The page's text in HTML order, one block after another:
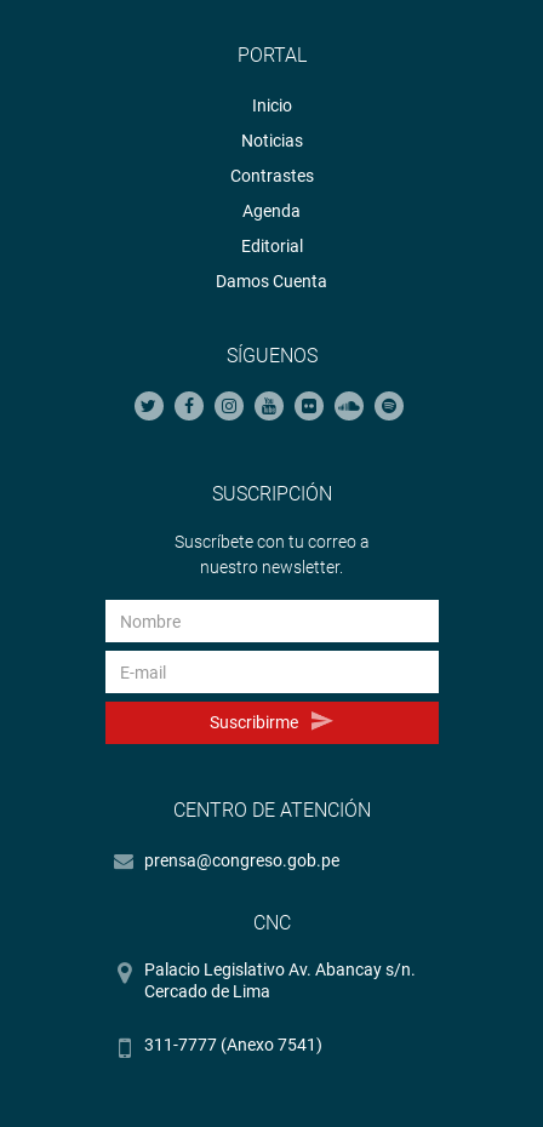
PORTAL
Inicio
Noticias
Contrastes
Agenda
Editorial
Damos Cuenta
SÍGUENOS
SUSCRIPCIÓN
Suscríbete con tu correo a
nuestro newsletter.
Suscribirme
CENTRO DE ATENCIÓN
prensa@congreso.gob.pe
CNC
Palacio Legislativo Av. Abancay s/n.
Cercado de Lima
311-7777 (Anexo 7541)